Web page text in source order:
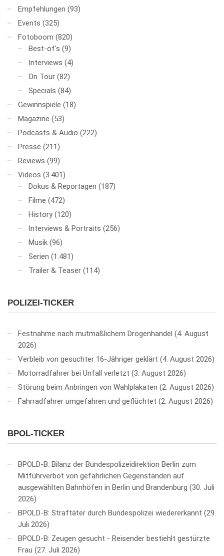
Empfehlungen (93)
Events (325)
Fotoboom (820)
Best-of's (9)
Interviews (4)
On Tour (82)
Specials (84)
Gewinnspiele (18)
Magazine (53)
Podcasts & Audio (222)
Presse (211)
Reviews (99)
Videos (3.401)
Dokus & Reportagen (187)
Filme (472)
History (120)
Interviews & Portraits (256)
Musik (96)
Serien (1.481)
Trailer & Teaser (114)
POLIZEI-TICKER
Festnahme nach mutmaßlichem Drogenhandel
4. August
2026
Verbleib von gesuchter 16-Jähriger geklärt
4. August 2026
Motorradfahrer bei Unfall verletzt 3. August 2026
Störung beim Anbringen von Wahlplakaten
2. August 2026
Fahrradfahrer umgefahren und geflüchtet
2. August 2026
BPOL-TICKER
BPOLD-B: Bilanz der Bundespolizeidirektion Berlin zum
Mitführverbot von gefährlichen Gegenständen auf
ausgewählten Bahnhöfen in Berlin und Brandenburg 30. Juli
2026
BPOLD-B: Straftäter durch Bundespolizei wiedererkannt
29.
Juli 2026
BPOLD-B: Zeugen gesucht - Reisender bestiehlt gestürzte
Frau
27. Juli 2026